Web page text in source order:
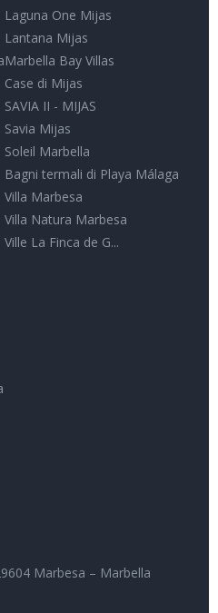
Laguna One Mijas
Lantana Mijas
Marbella Bay Villas
Case di Mijas
SAVIA II - MIJAS
Savia Mijas
Soleil Marbella
Bagni termali di Playa Málaga
Villa Marbesa
Villa Natura Marbesa
Ville La Finca de G...
Marbesa – Marbella